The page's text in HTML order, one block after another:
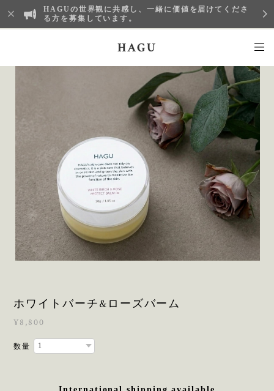
HAGUの世界観に共感し、一緒に価値を届けてくださ
る方を募集しています。
HAGU
ホワイトバーチ&ローズバーム
¥8,800
数量